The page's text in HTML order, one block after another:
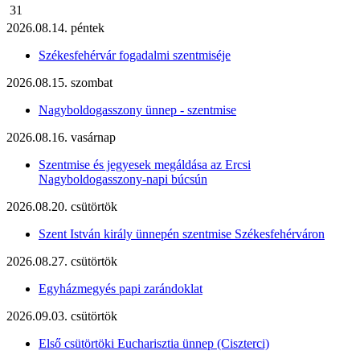
31
2026.08.14. péntek
Székesfehérvár fogadalmi szentmiséje
2026.08.15. szombat
Nagyboldogasszony ünnep - szentmise
2026.08.16. vasárnap
Szentmise és jegyesek megáldása az Ercsi
Nagyboldogasszony-napi búcsún
2026.08.20. csütörtök
Szent István király ünnepén szentmise Székesfehérváron
2026.08.27. csütörtök
Egyházmegyés papi zarándoklat
2026.09.03. csütörtök
Első csütörtöki Eucharisztia ünnep (Ciszterci)